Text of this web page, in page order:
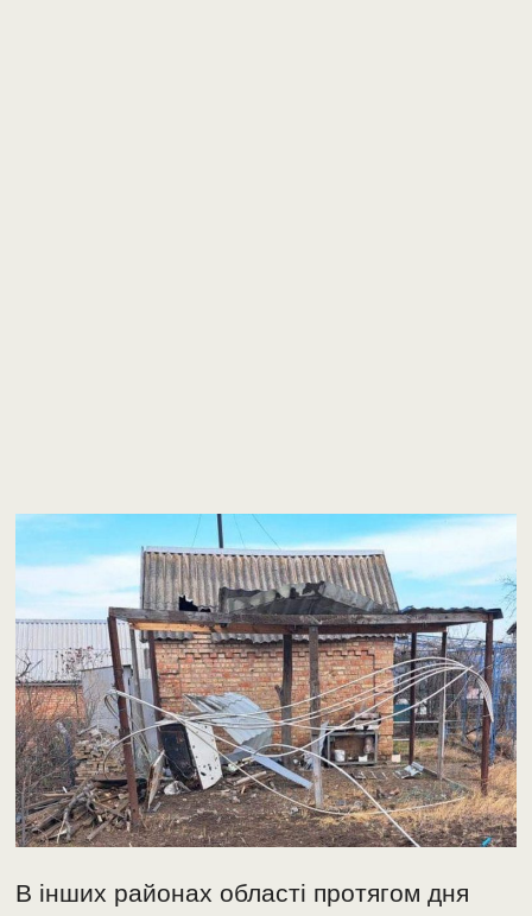
В інших районах області протягом дня